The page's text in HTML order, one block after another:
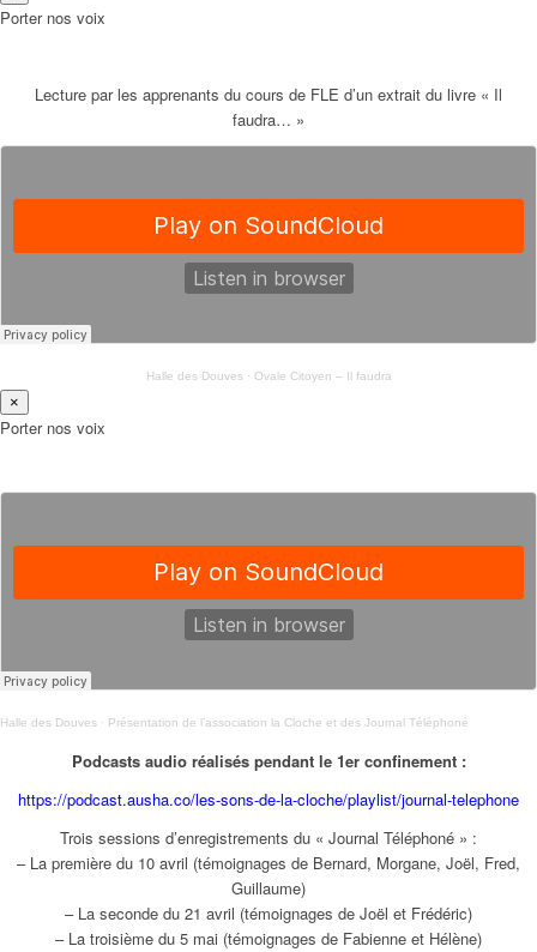
Porter nos voix
Lecture par les apprenants du cours de FLE d’un extrait du livre « Il
faudra… »
Halle des Douves· Ovale Citoyen – Il faudra
×
Porter nos voix
Halle des Douves · Présentation de l’association la Cloche et des Journal Téléphoné
Podcasts audio réalisés pendant le 1er confinement :
https://podcast.ausha.co/les-sons-de-la-cloche/playlist/journal-telephone
Trois sessions d’enregistrements du « Journal Téléphoné » :
– La première du 10 avril (témoignages de Bernard, Morgane, Joël, Fred,
Guillaume)
– La seconde du 21 avril (témoignages de Joël et Frédéric)
– La troisième du 5 mai (témoignages de Fabienne et Hélène)